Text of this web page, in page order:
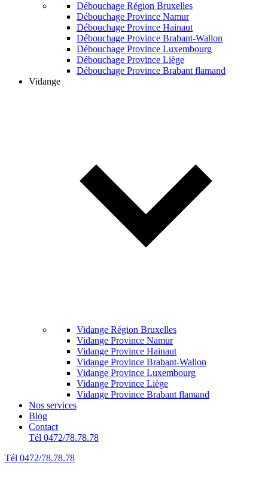
Débouchage Région Bruxelles
Débouchage Province Namur
Débouchage Province Hainaut
Débouchage Province Brabant-Wallon
Débouchage Province Luxembourg
Débouchage Province Liège
Débouchage Province Brabant flamand
Vidange
Vidange Région Bruxelles
Vidange Province Namur
Vidange Province Hainaut
Vidange Province Brabant-Wallon
Vidange Province Luxembourg
Vidange Province Liège
Vidange Province Brabant flamand
Nos services
Blog
Contact
Tél 0472/78.78.78
Tél 0472/78.78.78